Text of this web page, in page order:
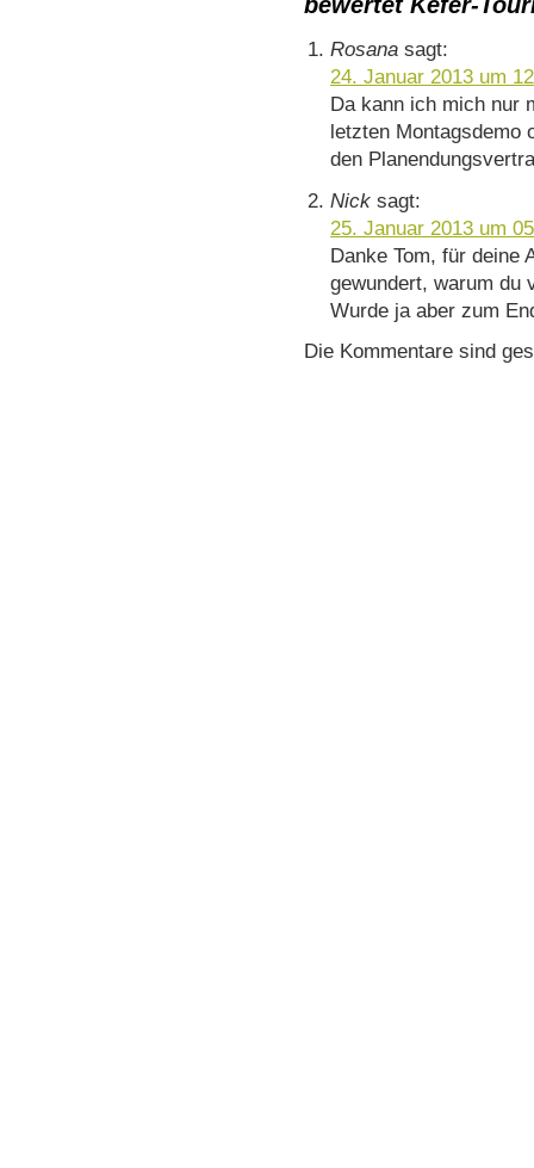
Rosana sagt:
24. Januar 2013 um
Da kann ich mich nur
letzten Montagsdemo
den
Nick sagt:
25. Januar 2013 um
Danke Tom, für deine
gewundert, warum du
Wurde ja aber zum
Die Kommentare sind